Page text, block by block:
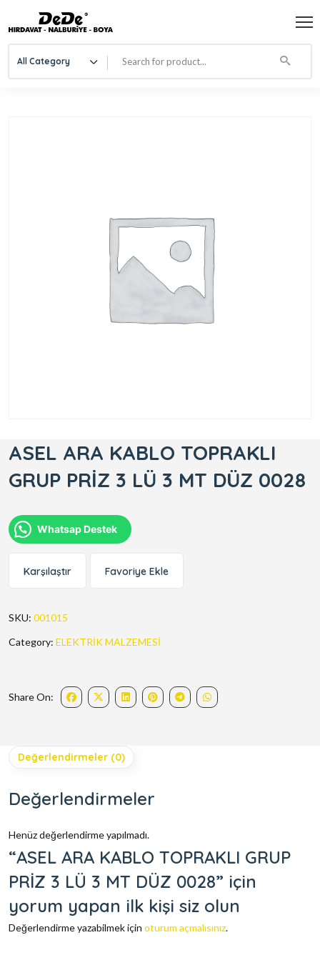
All Category
ASEL ARA KABLO TOPRAKLI
GRUP PRİZ 3 LÜ 3 MT DÜZ 0028
Whatsap Destek
Karşılaştır Favoriye Ekle
SKU: 001015
Category: ELEKTRİK MALZEMESİ
Share On:
Değerlendirmeler (0)
Değerlendirmeler
Henüz değerlendirme yapılmadı.
“ASEL ARA KABLO TOPRAKLI GRUP
PRİZ 3 LÜ 3 MT DÜZ 0028” için
yorum yapan ilk kişi siz olun
Değerlendirme yazabilmek için oturum açmalısınız.